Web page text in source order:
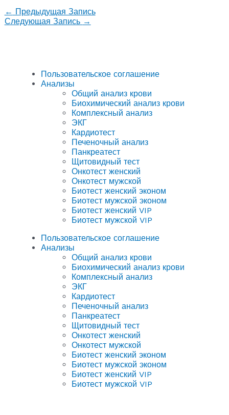
← Предыдущая Запись
Следующая Запись →
Пользовательское соглашение
Анализы
Общий анализ крови
Биохимический анализ крови
Комплексный анализ
ЭКГ
Кардиотест
Печеночный анализ
Панкреатест
Щитовидный тест
Онкотест женский
Онкотест мужской
Биотест женский эконом
Биотест мужской эконом
Биотест женский VIP
Биотест мужской VIP
Пользовательское соглашение
Анализы
Общий анализ крови
Биохимический анализ крови
Комплексный анализ
ЭКГ
Кардиотест
Печеночный анализ
Панкреатест
Щитовидный тест
Онкотест женский
Онкотест мужской
Биотест женский эконом
Биотест мужской эконом
Биотест женский VIP
Биотест мужской VIP